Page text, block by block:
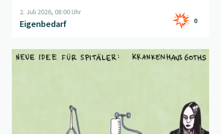
2. Juli 2026, 08:00 Uhr
Eigenbedarf 0
Beitrag "Spital Goth" öffnen